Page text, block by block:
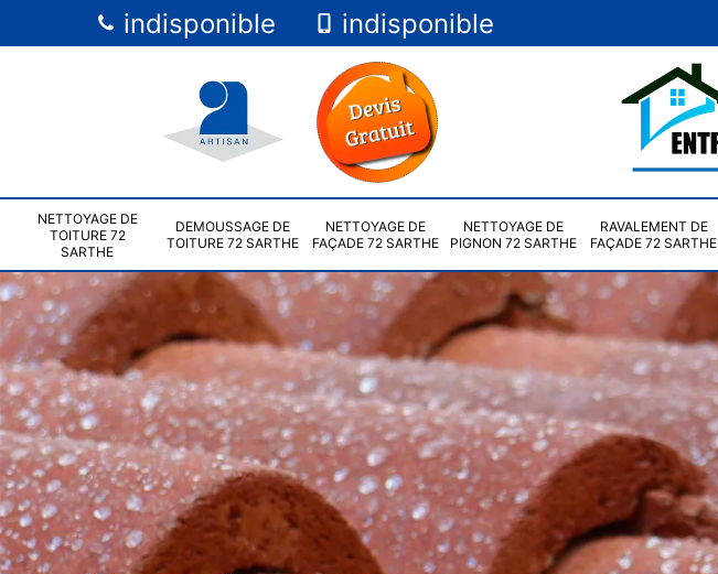
indisponible indisponible
NETTOYAGE DE
TOITURE 72
SARTHE
DEMOUSSAGE DE
TOITURE 72 SARTHE
NETTOYAGE DE
FAÇADE 72 SARTHE
NETTOYAGE DE
PIGNON 72 SARTHE
RAVALEMENT DE
FAÇADE 72 SARTHE